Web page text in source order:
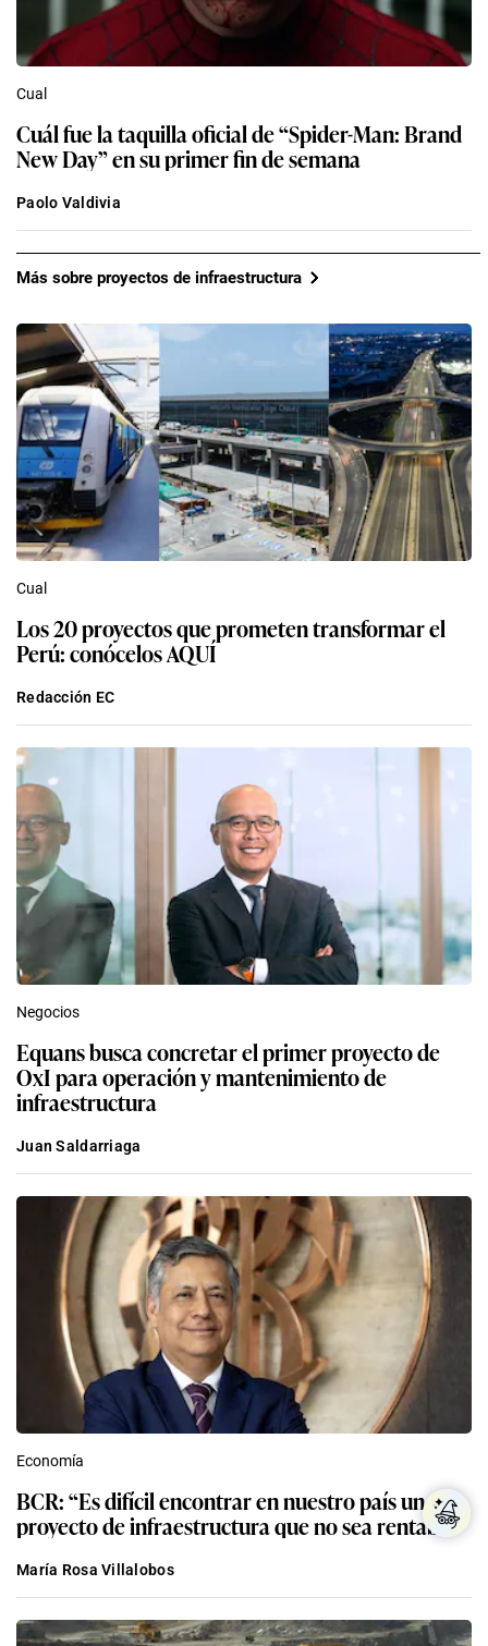
Cual
Cuál fue la taquilla oficial de “Spider-Man: Brand
New Day” en su primer fin de semana
Paolo Valdivia
Más sobre proyectos de infraestructura
Cual
Los 20 proyectos que prometen transformar el
Perú: conócelos AQUÍ
Redacción EC
Negocios
Equans busca concretar el primer proyecto de
OxI para operación y mantenimiento de
infraestructura
Juan Saldarriaga
Economía
BCR: “Es difícil encontrar en nuestro país un
proyecto de infraestructura que no sea rentable”
María Rosa Villalobos